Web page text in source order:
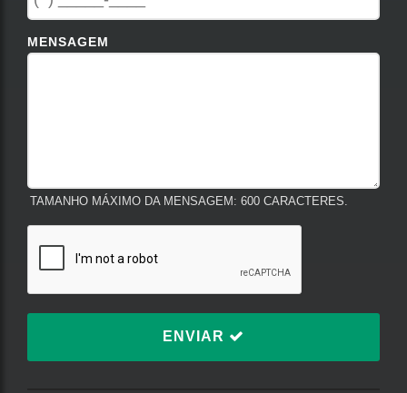
MENSAGEM
TAMANHO MÁXIMO DA MENSAGEM: 600 CARACTERES.
ENVIAR